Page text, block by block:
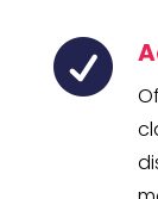
